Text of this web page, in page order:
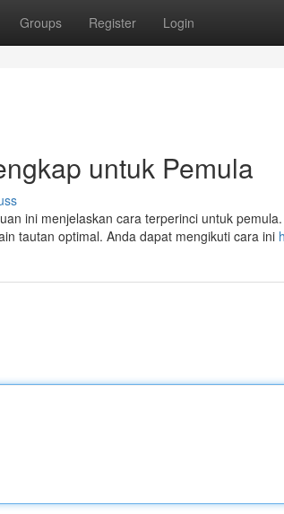
Groups Register Login
untuk Pemula
ini menjelaskan cara terperinci untuk
tautan optimal. Anda dapat mengikuti cara ini